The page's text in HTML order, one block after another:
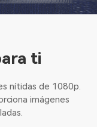
ti
nítidas de 1080p.
imágenes